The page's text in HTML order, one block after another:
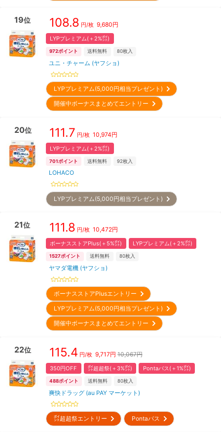
19位 108.8 円/枚 9,680円
LYPプレミアム(＋2%㌽)
972ポイント 送料無料 80枚入
ユニ・チャーム (ヤフショ)
LYPプレミアム(5,000円相当プレゼント)
開催中ボーナスまとめてエントリー
20位 111.7 円/枚 10,974円
LYPプレミアム(＋2%㌽)
701ポイント 送料無料 92枚入
LOHACO
LYPプレミアム(5,000円相当プレゼント)
21位 111.8 円/枚 10,472円
ボーナスストアPlus(＋5%㌽) LYPプレミアム(＋2%㌽)
1527ポイント 送料無料 80枚入
ヤマダ電機 (ヤフショ)
ボーナスストアPlusエントリー
LYPプレミアム(5,000円相当プレゼント)
開催中ボーナスまとめてエントリー
22位 115.4 円/枚 9,717円 10,067円
350円OFF ㌽超超祭(＋3%㌽) Pontaパス(＋1%㌽)
488ポイント 送料無料 80枚入
爽快ドラッグ (au PAY マーケット)
㌽超超祭エントリー Pontaパス